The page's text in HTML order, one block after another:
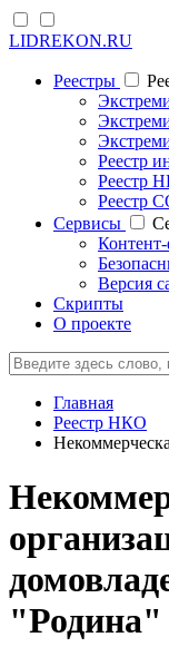
LIDREKON.RU
Реестры
Реестр
Реестр
Реестр
Cервисы
Версия
Скрипты
О проекте
Главная
Реестр НКО
"Родина"